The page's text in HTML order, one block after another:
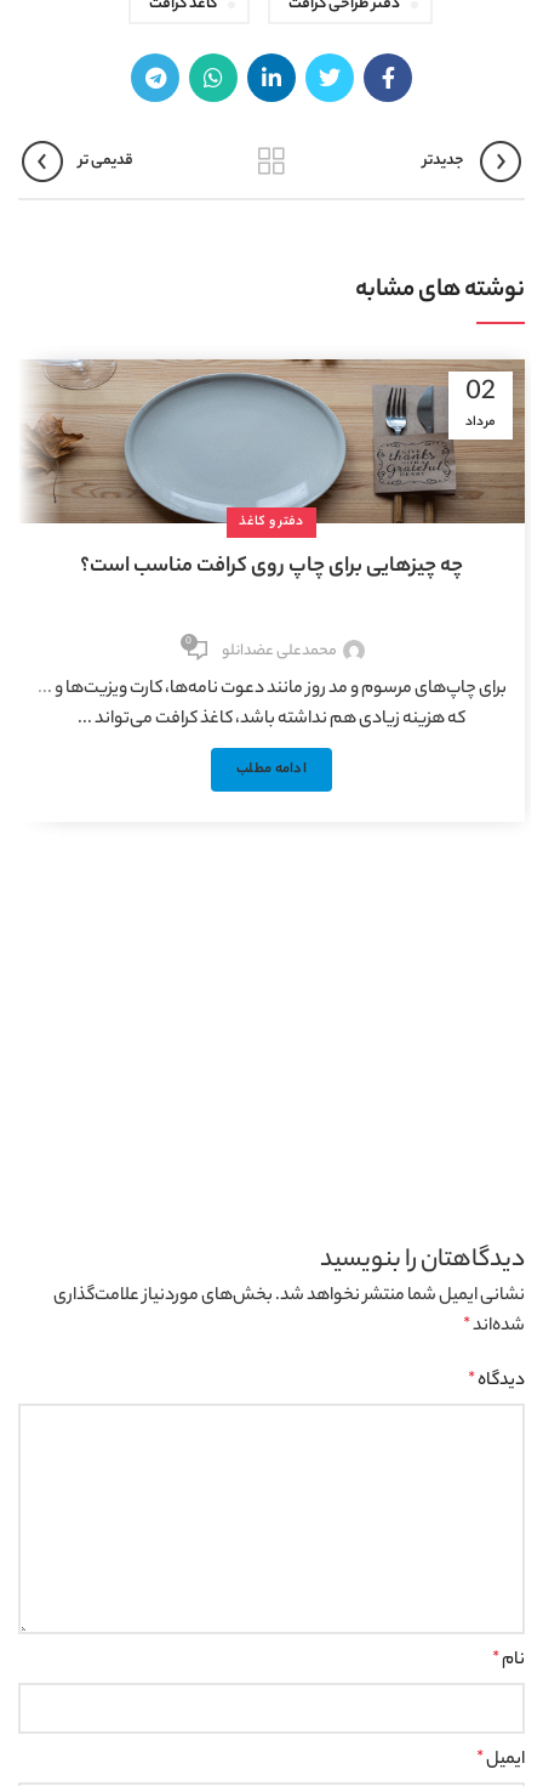
جدیدتر قدیمی تر
نوشته های مشابه
02
مرداد
دفتر و کاغذ
چه چیزهایی برای چاپ روی کرافت مناسب است؟
محمدعلی عضدانلو 0
برای چاپ‌های مرسوم و مد روز مانند دعوت نامه‌ها، کارت ویزیت‌ها و ...
که هزینه‌ زیادی هم نداشته باشد، کاغذ کرافت می‌تواند ...
ادامه مطلب
دیدگاهتان را بنویسید
نشانی ایمیل شما منتشر نخواهد شد.بخش‌های موردنیاز علامت‌گذاری
شده‌اند*
دیدگاه*
نام*
ایمیل*